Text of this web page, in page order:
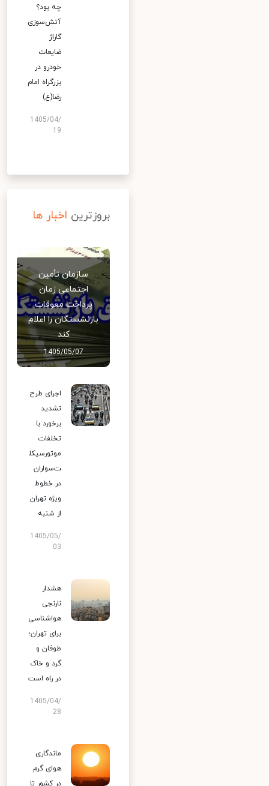
چه بود؟
آتش‌سوزی
گاراژ
ضایعات
خودرو در
بزرگراه امام
رضا(ع)
1405/04/
19
بروزترین اخبار ها
سازمان تأمین
اجتماعی زمان
پرداخت معوقات
بازنشستگان را اعلام
کند
1405/05/07
اجرای طرح
تشدید
برخورد با
تخلفات
موتورسیکل
ت‌سواران
در خطوط
ویژه تهران
از شنبه
1405/05/
03
هشدار
نارنجی
هواشناسی
برای تهران؛
طوفان و
گرد و خاک
در راه است
1405/04/
28
ماندگاری
هوای گرم
در کشور تا